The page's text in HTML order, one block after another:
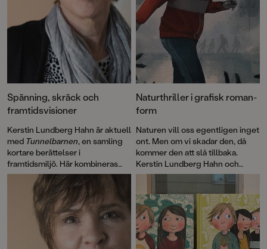
Spänning, skräck och
framtidsvisioner
Kerstin Lundberg Hahn är aktuell
med Tunnelbarnen, en samling
kortare berättelser i
framtidsmiljö. Här kombineras
nagelbitarspänning med tankar
om livets små och stora frågor;
klimatförändringar, klass, natur
på liv och död, vänskap och
solidaritet, och hur ny teknik
påverkar människan.
Naturthriller i grafisk roman-
form
Naturen vill oss egentligen inget
ont. Men om vi skadar den, då
kommer den att slå tillbaka.
Kerstin Lundberg Hahn och
Elisabeth Widmarks grafiska
är en saga och en
thriller, en berättelse om kärlek
och om hämnd, förankrad i
verklighet och fantasi. Det är
läskigt, spännande och samtidigt
stämningsfullt.